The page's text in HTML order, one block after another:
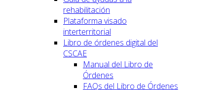
rehabilitación
Plataforma visado
interterritorial
Libro de órdenes digital del
CSCAE
Manual del Libro de
Órdenes
FAQs del Libro de Órdenes